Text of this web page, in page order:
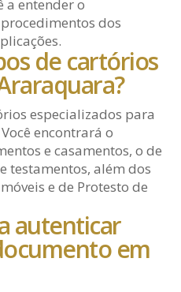
a entender o
dos
de cartórios
especializados para
encontrará o
e casamentos, o de
testamentos, além dos
e de Protesto de
autenticar
em